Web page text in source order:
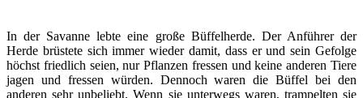
In der Savanne lebte eine große Büffelherde. Der Anführer der
Herde brüstete sich immer wieder damit, dass er und sein Gefolge
höchst friedlich seien, nur Pflanzen fressen und keine anderen Tiere
jagen und fressen würden. Dennoch waren die Büffel bei den
anderen sehr unbeliebt. Wenn sie unterwegs waren, trampelten sie